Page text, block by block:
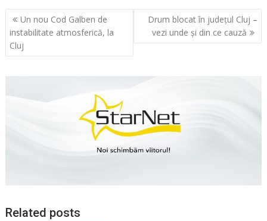
Navigare
în
articole
Un nou Cod Galben de
instabilitate atmosferică, la
Cluj
Drum blocat în județul Cluj –
vezi unde și din ce cauză
Related posts